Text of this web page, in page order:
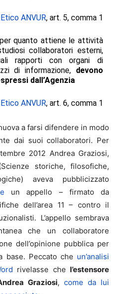
ANVUR, art. 5, comma 1
per quanto attiene le attività
collaboratori esterni,
rapporti con organi di
di informazione, devono
dall’Agenzia
ANVUR, art. 6, comma 1
a farsi difendere in modo
dai suoi collaboratori. Per
2012 Andrea Graziosi,
storiche, filosofiche,
aveva pubblicizzato
un appello – firmato da
dell’area 11 – contro il
L’appello sembrava
che un collaboratore
dell’opinione pubblica per
base. Peccato che un’analisi
rivelasse chel’estensore
Graziosi, come da lui